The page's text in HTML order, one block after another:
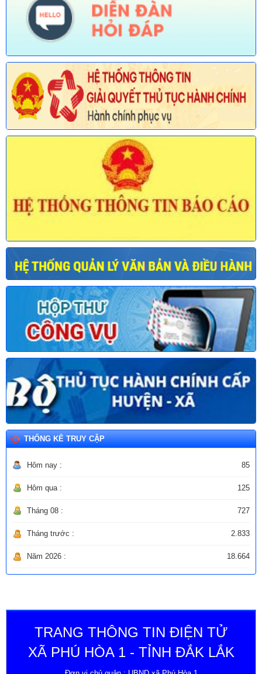
THỐNG KÊ TRUY CẬP
Hôm nay : 85
Hôm qua : 125
Tháng 08 : 727
Tháng trước : 2.833
Năm 2026 : 18.664
TRANG THÔNG TIN ĐIỆN TỬ
XÃ PHÚ HÒA 1 - TỈNH ĐẮK LẮK